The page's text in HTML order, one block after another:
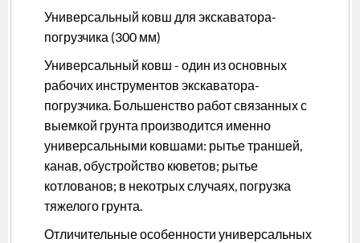
Универсальный ковш для экскаватора-
погрузчика (300 мм)
Универсальный ковш - один из основных
рабочих инструментов экскаватора-
погрузчика. Большенство работ связанных с
выемкой грунта производится именно
универсальными ковшами: рытье траншей,
канав, обустройство кюветов; рытье
котлованов; в некотрых случаях, погрузка
тяжелого грунта.
Отличительные особенности универсальных